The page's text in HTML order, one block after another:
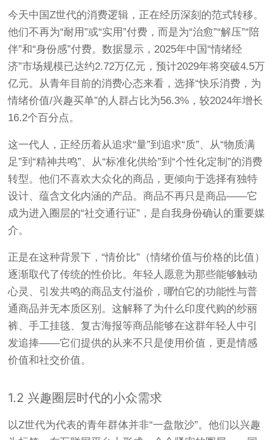
今天中国Z世代的消费逻辑，正在经历深刻的范式转移。
他们不再为“耐用”或“实用”付费，而是为“治愈”“解压”“陪
伴”和“身份感”付费。数据显示，2025年中国“情绪经
济”市场规模已达约2.72万亿元，预计2029年将突破4.5万
亿元。从青年目前的消费心态来看，选择“快乐消费，为
情绪价值/兴趣买单”的人群占比为56.3%，较2024年增长
16.2个百分点。
这一代人，正经历着从追求“量”到追求“质”、从“物质满
足”到“精神共鸣”、从“标准化供给”到“个性化定制”的消费
转型。他们不喜欢大众化的商品，更倾向于选择有独特
设计、蕴含文化内涵的产品。商品不再只是商品——它
成为进入圈层的“社交通行证”，是自我身份确认的重要媒
介。
正是在这种背景下，“情价比”（情绪价值与价格的比值）
逐渐取代了传统的性价比。年轻人愿意为那些能够触动
心灵、引发共鸣的商品支付溢价，哪怕它的功能性与普
通商品并无本质区别。这解释了为什么印度代购的纱丽
裤、手工挂毯、复古海报等商品能够在这群年轻人中引
发追捧——它们提供的从来不只是使用价值，更是情感
价值和社交价值。
1.2 兴趣圈层时代的小众需求
以Z世代为代表的青年群体并非“一盘散沙”。他们以兴趣